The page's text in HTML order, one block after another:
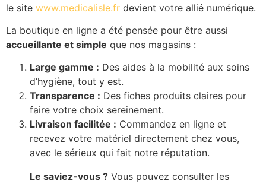
le site www.medicalisle.fr devient votre allié numérique.
La boutique en ligne a été pensée pour être aussi
accueillante et simple que nos magasins :
Large gamme : Des aides à la mobilité aux soins
d’hygiène, tout y est.
Transparence : Des fiches produits claires pour
faire votre choix sereinement.
Livraison facilitée : Commandez en ligne et
recevez votre matériel directement chez vous,
avec le sérieux qui fait notre réputation.
Le saviez-vous ? Vous pouvez consulter les